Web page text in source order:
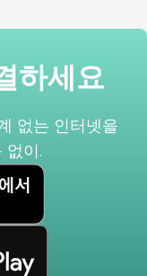
하세요
없는 인터넷을
이.